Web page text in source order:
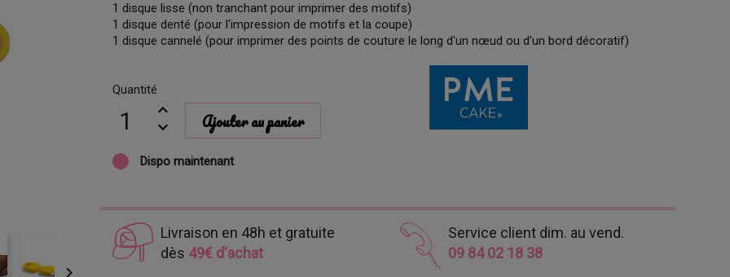

1 disque lisse (non tranchant pour imprimer des motifs)
1 disque denté (pour l'impression de motifs et la coupe)
1 disque cannelé (pour imprimer des points de couture le long d'un nœud ou d'un bord décoratif)
Quantité
Ajouter au panier
Dispo maintenant
Livraison en 48h et gratuite
dès 49€ d'achat
Service client dim. au vend.
09 84 02 18 38